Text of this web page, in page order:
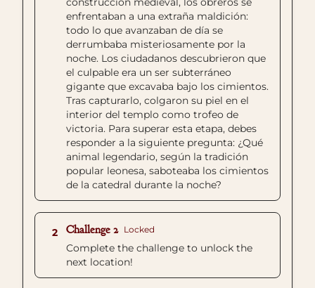
enfrentaban a una extraña maldición:
todo lo que avanzaban de día se
derrumbaba misteriosamente por la
noche. Los ciudadanos descubrieron que
el culpable era un ser subterráneo
gigante que excavaba bajo los cimientos.
Tras capturarlo, colgaron su piel en el
interior del templo como trofeo de
victoria. Para superar esta etapa, debes
responder a la siguiente pregunta: ¿Qué
animal legendario, según la tradición
popular leonesa, saboteaba los cimientos
de la catedral durante la noche?
2 Challenge 2 Locked
Complete the challenge to unlock the
next location!